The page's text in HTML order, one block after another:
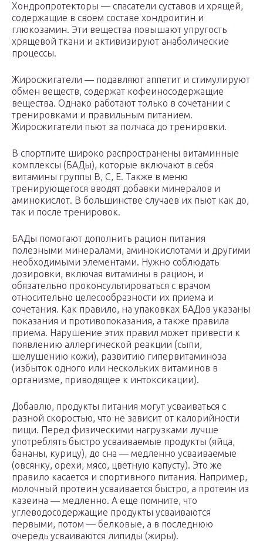
Хондропротекторы — спасатели суставов и хрящей,
содержащие в своем составе хондроитин и
глюкозамин. Эти вещества повышают упругость
хрящевой ткани и активизируют анаболические
процессы.
Жиросжигатели — подавляют аппетит и стимулируют
обмен веществ, содержат кофеиносодержащие
вещества. Однако работают только в сочетании с
тренировками и правильным питанием.
Жиросжигатели пьют за полчаса до тренировки.
В спортпите широко распространены витаминные
комплексы (БАДы), которые включают в себя
витамины группы В, С, Е. Также в меню
тренирующегося вводят добавки минералов и
аминокислот. В большинстве случаев их пьют как до,
так и после тренировок.
БАДы помогают дополнить рацион питания
полезными минералами, аминокислотами и другими
необходимыми элементами. Нужно соблюдать
дозировки, включая витамины в рацион, и
обязательно проконсультироваться с врачом
относительно целесообразности их приема и
сочетания. Как правило, на упаковках БАДов указаны
показания и противопоказания, а также правила
приема. Нарушение этих правил может привести к
появлению аллергической реакции (сыпи,
шелушению кожи), развитию гипервитаминоза
(избыток одного или нескольких витаминов в
организме, приводящее к интоксикации).
Добавлю, продукты питания могут усваиваться с
разной скоростью, что не зависит от калорийности
пищи. Перед физическими нагрузками лучше
употреблять быстро усваиваемые продукты (яйца,
бананы, курицу), до сна — медленно усваиваемые
(овсянку, орехи, мясо, цветную капусту). Это же
правило касается и спортивного питания. Например,
молочный протеин усваивается быстро, а протеин из
казеина — медленно. А еще помните, что
углеводосодержащие продукты усваиваются
первыми, потом — белковые, а в последнюю
очередь усваиваются липиды (жиры).